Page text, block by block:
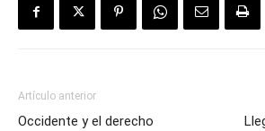
Artículo anterior
Occidente y el derecho